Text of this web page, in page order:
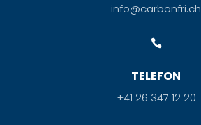
info@carbonfri.ch

TELEFON
+41 26 347 12 20